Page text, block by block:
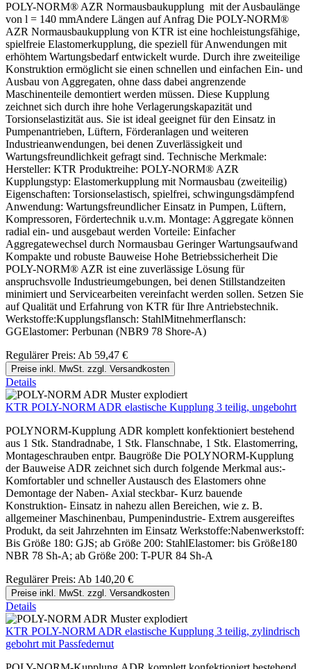
POLY-NORM® AZR Normausbaukupplung mit der Ausbaulänge
von l = 140 mmAndere Längen auf Anfrag Die POLY-NORM®
AZR Normausbaukupplung von KTR ist eine hochleistungsfähige,
spielfreie Elastomerkupplung, die speziell für Anwendungen mit
erhöhtem Wartungsbedarf entwickelt wurde. Durch ihre zweiteilige
Konstruktion ermöglicht sie einen schnellen und einfachen Ein- und
Ausbau von Aggregaten, ohne dass dabei angrenzende
Maschinenteile demontiert werden müssen. Diese Kupplung
zeichnet sich durch ihre hohe Verlagerungskapazität und
Torsionselastizität aus. Sie ist ideal geeignet für den Einsatz in
Pumpenantrieben, Lüftern, Förderanlagen und weiteren
Industrieanwendungen, bei denen Zuverlässigkeit und
Wartungsfreundlichkeit gefragt sind. Technische Merkmale:
Hersteller: KTR Produktreihe: POLY-NORM® AZR
Kupplungstyp: Elastomerkupplung mit Normausbau (zweiteilig)
Eigenschaften: Torsionselastisch, spielfrei, schwingungsdämpfend
Anwendung: Wartungsfreundlicher Einsatz in Pumpen, Lüftern,
Kompressoren, Fördertechnik u.v.m. Montage: Aggregate können
radial ein- und ausgebaut werden Vorteile: Einfacher
Aggregatewechsel durch Normausbau Geringer Wartungsaufwand
Kompakte und robuste Bauweise Hohe Betriebssicherheit Die
POLY-NORM® AZR ist eine zuverlässige Lösung für
anspruchsvolle Industrieumgebungen, bei denen Stillstandzeiten
minimiert und Servicearbeiten vereinfacht werden sollen. Setzen Sie
auf Qualität und Erfahrung von KTR für Ihre Antriebstechnik.
Werkstoffe:Kupplungsflansch: StahlMitnehmerflansch:
GGElastomer: Perbunan (NBR9 78 Shore-A)
Regulärer Preis: Ab 59,47 €
Preise inkl. MwSt. zzgl. Versandkosten
Details
KTR POLY-NORM ADR elastische Kupplung 3 teilig, ungebohrt
POLYNORM-Kupplung ADR komplett konfektioniert bestehend
aus 1 Stk. Standradnabe, 1 Stk. Flanschnabe, 1 Stk. Elastomerring,
Montageschrauben entpr. Baugröße Die POLYNORM-Kupplung
der Bauweise ADR zeichnet sich durch folgende Merkmal aus:-
Komfortabler und schneller Austausch des Elastomers ohne
Demontage der Naben- Axial steckbar- Kurz bauende
Konstruktion- Einsatz in nahezu allen Bereichen, wie z. B.
allgemeiner Maschinenbau, Pumpenindustrie- Extrem ausgereiftes
Produkt, da seit Jahrzehnten im Einsatz Werkstoffe:Nabenwerkstoff:
Bis Größe 180: GJS; ab Größe 200: StahlElastomer: bis Größe180
NBR 78 Sh-A; ab Größe 200: T-PUR 84 Sh-A
Regulärer Preis: Ab 140,20 €
Preise inkl. MwSt. zzgl. Versandkosten
Details
KTR POLY-NORM ADR elastische Kupplung 3 teilig, zylindrisch
gebohrt mit Passfedernut